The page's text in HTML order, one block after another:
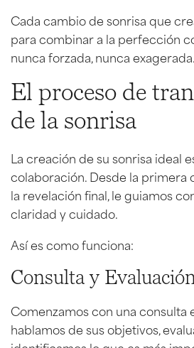
Cada cambio de sonrisa que
para combinar a la perfección
nunca forzada, nunca exagerada.
El proceso de
de la sonrisa
La creación de su sonrisa ideal
colaboración. Desde la primera
la revelación final, le guiamos
claridad y cuidado.
Así es como funciona:
Consulta y
Comenzamos con una consulta
hablamos de sus objetivos,